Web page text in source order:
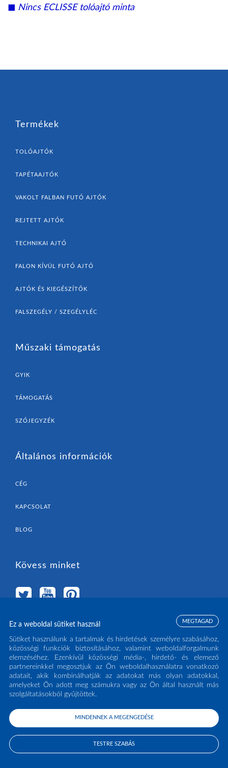
Ez a weboldal sütiket használ
Sütiket használunk a tartalmak és hirdetések személyre szabásához,
közösségi funkciók biztosításához, valamint weboldalforgalmunk
elemzéséhez. Ezenkívül közösségi média-, hirdető- és elemező
partnereinkkel megosztjuk az Ön weboldalhasználatra vonatkozó
adatait, akik kombinálhatják az adatokat más olyan adatokkal,
amelyeket Ön adott meg számukra vagy az Ön által használt más
szolgáltatásokból gyűjtöttek.
MEGTAGAD
TESTRE SZABÁS
MINDENNEK A MEGENGEDÉSE
◼︎ Nincs ECLISSE tolóajtó minta
Termékek
TOLÓAJTÓK
TAPÉTAAJTÓK
VAKOLT FALBAN FUTÓ AJTÓK
REJTETT AJTÓK
TECHNIKAI AJTÓ
FALON KÍVÜL FUTÓ AJTÓ
AJTÓK ÉS KIEGÉSZÍTŐK
FALSZEGÉLY / SZEGÉLYLÉC
Műszaki támogatás
GYIK
TÁMOGATÁS
SZÓJEGYZÉK
Általános információk
CÉG
KAPCSOLAT
BLOG
Kövess minket
MAGYARORSZÁG
COPYRIGHT ECLISSE S.R.L. 2026 - ALL RIGHTS RESERVED - P.IVA: IT02141960266
PRIVACY POLICY
COOKIE POLICY